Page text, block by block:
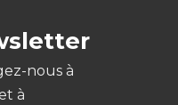
nous à
à